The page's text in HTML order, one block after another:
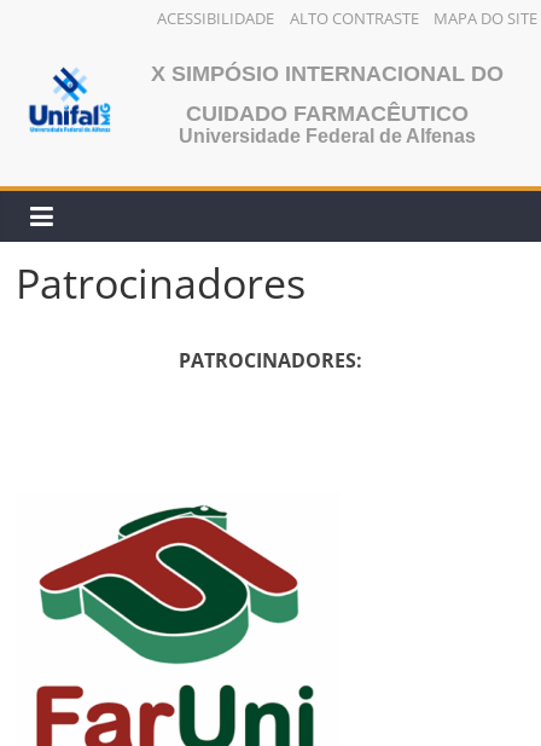
ACESSIBILIDADE ALTO CONTRASTE MAPA DO SITE
conteúdo
X SIMPÓSIO INTERNACIONAL DO
CUIDADO FARMACÊUTICO
Universidade Federal de Alfenas
Patrocinadores
PATROCINADORES: